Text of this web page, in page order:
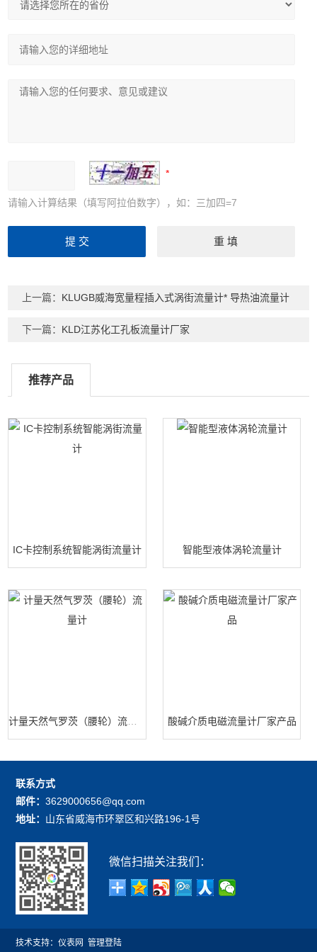
请输入计算结果（填写阿拉伯数字），如：三加四=7
上一篇： KLUGB威海宽量程插入式涡街流量计* 导热油流量计
下一篇： KLD江苏化工孔板流量计厂家
推荐产品
IC卡控制系统智能涡街流量计 智能型液体涡轮流量计
酸碱介质电磁流量计厂家产品
联系方式
邮件：3629000656@qq.com
地址： 山东省威海市环翠区和兴路196-1号
微信扫描关注我们：
技术支持：仪表网
管理登陆